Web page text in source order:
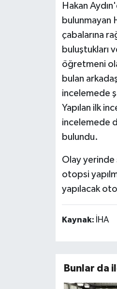
Hakan
bulunmayan
çabalarına
buluştukları
öğretmeni
bulan
incelemede
Yapılan ilk
incelemede
bulundu.
Olay yerinde
otopsi
yapılacak
Kaynak: İHA
Bunlar da